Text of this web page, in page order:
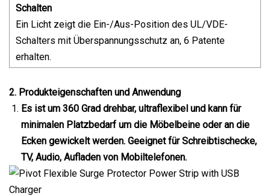
Schalten
Ein Licht zeigt die Ein-/Aus-Position des UL/VDE-
Schalters mit Überspannungsschutz an, 6 Patente
erhalten.
2. Produkteigenschaften und Anwendung
Es ist um 360 Grad drehbar, ultraflexibel und kann für
minimalen Platzbedarf um die Möbelbeine oder an die
Ecken gewickelt werden. Geeignet für Schreibtischecke,
TV, Audio, Aufladen von Mobiltelefonen.